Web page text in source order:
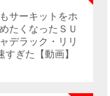
サーキットをホ
たくなったＳＵ
デラック・リリ
すぎた【動画】